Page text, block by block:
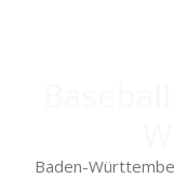
Baden-